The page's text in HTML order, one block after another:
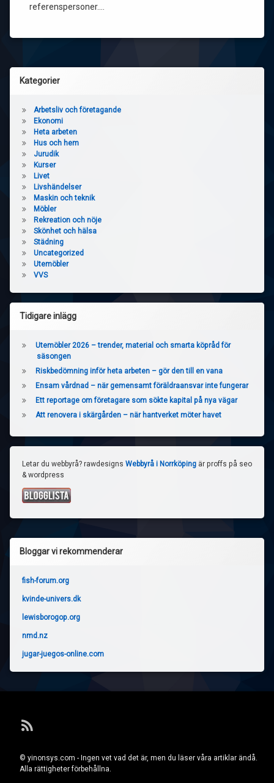
referenspersoner.…
Kategorier
Arbetsliv och företagande
Ekonomi
Heta arbeten
Hus och hem
Jurudik
Kurser
Livet
Livshändelser
Maskin och teknik
Möbler
Rekreation och nöje
Skönhet och hälsa
Städning
Uncategorized
Utemöbler
VVS
Tidigare inlägg
Utemöbler 2026 – trender, material och smarta köpråd för
säsongen
Riskbedömning inför heta arbeten – gör den till en vana
Ensam vårdnad – när gemensamt föräldraansvar inte fungerar
Ett reportage om företagare som sökte kapital på nya vägar
Att renovera i skärgården – när hantverket möter havet
Letar du webbyrå? rawdesigns Webbyrå i Norrköping är proffs på seo
& wordpress
Bloggar vi rekommenderar
fish-forum.org
kvinde-univers.dk
lewisborogop.org
nmd.nz
jugar-juegos-online.com
RSS
© yinonsys.com - Ingen vet vad det är, men du läser våra artiklar ändå.
Alla rättigheter förbehållna.